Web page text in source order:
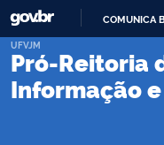
COMUNICA
Pró-Reitoria
Informação
UFVJM